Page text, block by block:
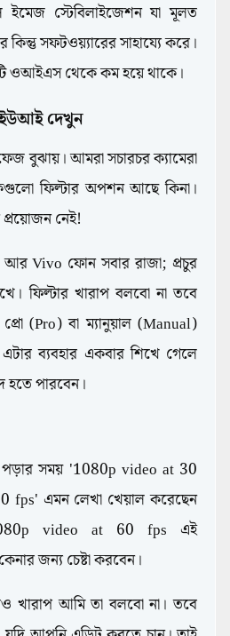
ইমেজ স্টেবিলাইজেশন যা মূলত
সফটওয়্যারের সাহায্যে করে।
ওআইএস থেকে কম হয়ে থাকে।
দেখুন
বুঝায়। আমরা সচারচর ক্যামেরা
ফিল্টার অপশন আছে কিনা।
নেই!
Vivo ফোন সবার রাজা; প্রচুর
ফিল্টার খারাপ বলবো না তবে
(Pro) বা ম্যানুয়াল (Manual)
ব্যবহার একবার শিখে গেলে
হতে পারবেন।
সময় '1080p video at 30
fps' এমন লেখা খেয়াল করেছেন
video at 60 fps এই
জন্য চেষ্টা করবেন।
খারাপ আমি তা বলবো না। তবে